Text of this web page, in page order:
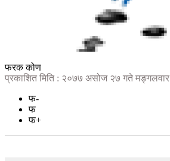
फरक कोण
प्रकाशित मिति : २०७७ असोज २७ गते मङ्गलवार
फ-
फ
फ+